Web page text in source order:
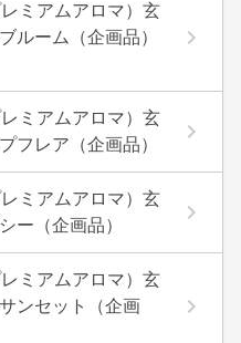
ミアムアロマ）玄
ルーム（企画品）
ミアムアロマ）玄
フレア（企画品）
ミアムアロマ）玄
ー（企画品）
ミアムアロマ）玄
ンセット（企画